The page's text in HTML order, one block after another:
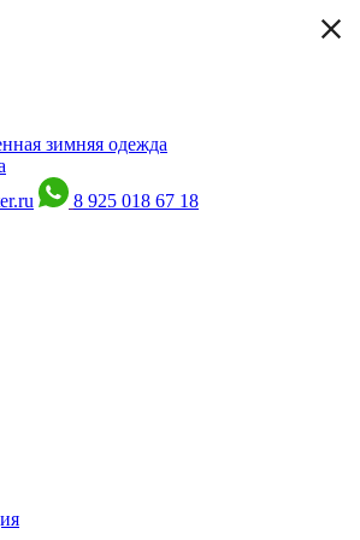
зимняя одежда
8 925 018 67 18